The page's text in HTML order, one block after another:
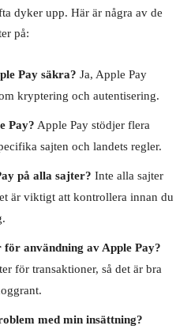
dyker upp. Här är några av de
på:
Pay säkra? Ja, Apple Pay
kryptering och autentisering.
Pay? Apple Pay stödjer flera
sajten och landets regler.
på alla sajter? Inte alla sajter
är viktigt att kontrollera innan du
användning av Apple Pay?
för transaktioner, så det är bra
med min insättning?